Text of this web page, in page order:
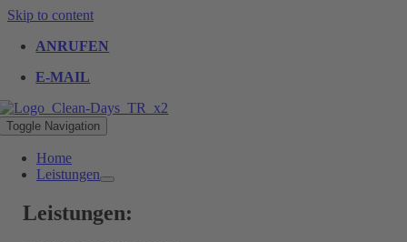
Skip to content
ANRUFEN
E-MAIL
Toggle Navigation
Home
Leistungen
Leistungen: